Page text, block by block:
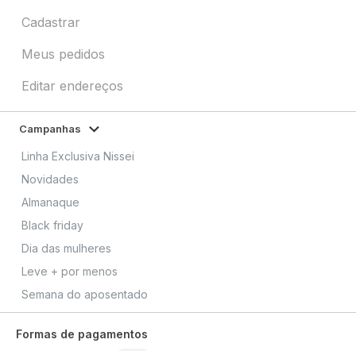
Cadastrar
Meus pedidos
Editar endereços
Campanhas
Linha Exclusiva Nissei
Novidades
Almanaque
Black friday
Dia das mulheres
Leve + por menos
Semana do aposentado
Formas de pagamentos